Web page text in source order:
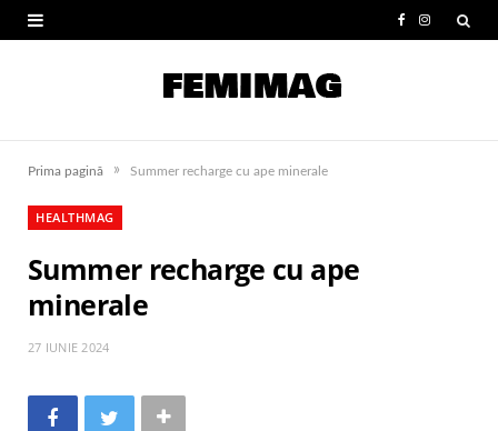
e
I
t
Prima pagină » Summer recharge cu ape minerale
HEALTHMAG
Summer recharge cu ape
minerale
27 IUNIE 2024